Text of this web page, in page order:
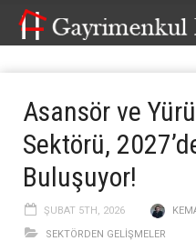
Asansör ve
Sektörü,
Buluşuyor!
ŞUBAT 5TH, 2026
SEKTÖRDEN GELIŞMELER